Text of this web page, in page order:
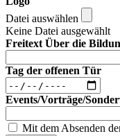
Datei auswählen
Keine Datei ausgewählt
Freitext Über die
Tag der offenen Tür
Events/Vorträge/
Mit dem Absenden